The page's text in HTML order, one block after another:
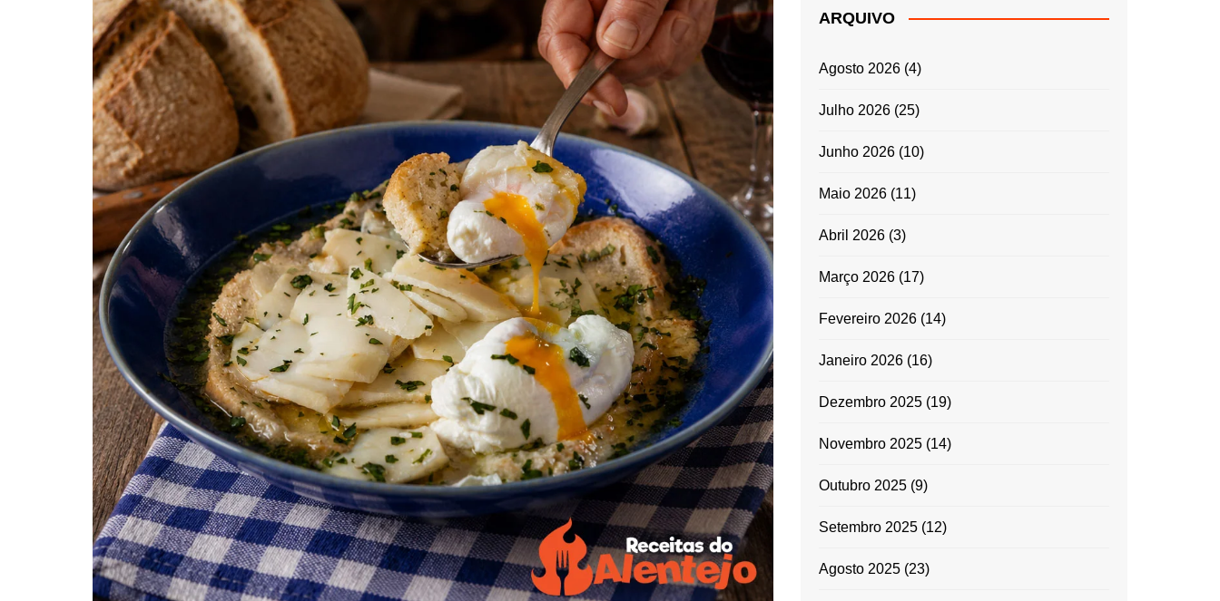
ARQUIVO
Agosto 2026 (4)
Julho 2026 (25)
Junho 2026 (10)
Maio 2026 (11)
Abril 2026 (3)
Março 2026 (17)
Fevereiro 2026 (14)
Janeiro 2026 (16)
Dezembro 2025 (19)
Novembro 2025 (14)
Outubro 2025 (9)
Setembro 2025 (12)
Agosto 2025 (23)